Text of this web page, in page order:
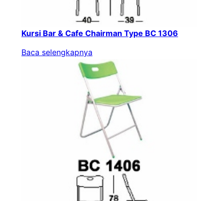
Kursi Bar & Cafe Chairman Type BC 1306
Baca selengkapnya